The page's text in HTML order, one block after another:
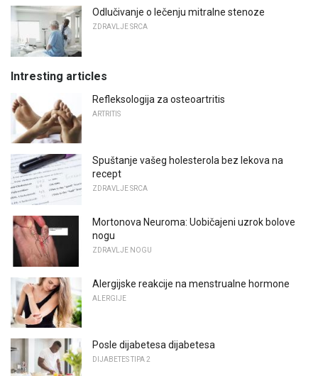
Odlučivanje o lečenju mitralne stenoze
ZDRAVLJE SRCA
Intresting articles
Refleksologija za osteoartritis
ARTRITIS
Spuštanje vašeg holesterola bez lekova na
recept
ZDRAVLJE SRCA
Mortonova Neuroma: Uobičajeni uzrok bolove
nogu
ZDRAVLJE NOGU
Alergijske reakcije na menstrualne hormone
ALERGIJE
Posle dijabetesa dijabetesa
DIJABETES TIPA 2